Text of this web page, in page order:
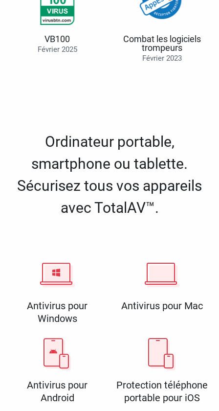
VB100
Février 2025
Combat les logiciels
trompeurs
Février 2023
Ordinateur portable,
smartphone ou tablette.
Sécurisez tous vos appareils
avec TotalAV™.
Antivirus pour
Windows
Antivirus pour Mac
Antivirus pour
Android
Protection téléphone
portable pour iOS